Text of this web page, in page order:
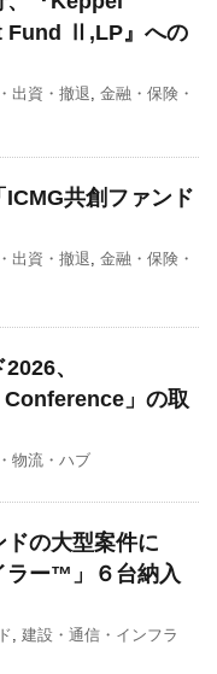
Fund Ⅱ,LP』への
出資・撤退, 金融・保険・
共創ファンド
出資・撤退, 金融・保険・
、
」の取
物流・ハブ
の大型案件に
ラー™」６台納入
, 建設・通信・インフラ